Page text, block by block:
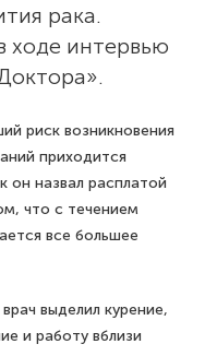
рака.
ходе интервью
риск возникновения
приходится
он назвал расплатой
что с течением
все большее
выделил курение,
и работу вблизи